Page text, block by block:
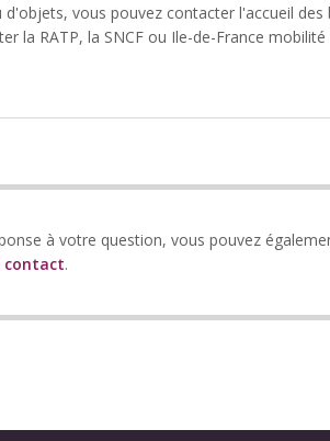
d'objets, vous pouvez contacter l'accueil
la RATP, la SNCF ou Ile-de-France
à votre question, vous pouvez
contact.